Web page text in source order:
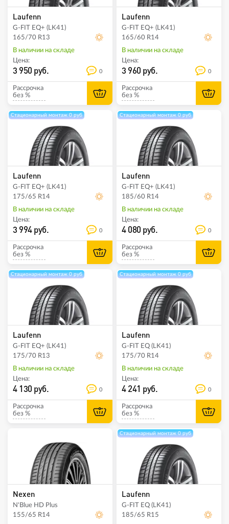
Laufenn
G-FIT EQ+ (LK41)
165/70 R13
В наличии на складе
Цена:
3 950 руб. 0
Рассрочка
без %
Laufenn
G-FIT EQ+ (LK41)
165/60 R14
В наличии на складе
Цена:
3 960 руб. 0
Рассрочка
без %
Стационарный монтаж 0 руб
Laufenn
G-FIT EQ+ (LK41)
175/65 R14
В наличии на складе
Цена:
3 994 руб. 0
Рассрочка
без %
Стационарный монтаж 0 руб
Laufenn
G-FIT EQ+ (LK41)
185/60 R14
В наличии на складе
Цена:
4 080 руб. 0
Рассрочка
без %
Стационарный монтаж 0 руб
Laufenn
G-FIT EQ+ (LK41)
175/70 R13
В наличии на складе
Цена:
4 130 руб. 0
Рассрочка
без %
Стационарный монтаж 0 руб
Laufenn
G-FIT EQ (LK41)
175/70 R14
В наличии на складе
Цена:
4 241 руб. 0
Рассрочка
без %
Nexen
N'Blue HD Plus
155/65 R14
Стационарный монтаж 0 руб
Laufenn
G-FIT EQ (LK41)
185/65 R15